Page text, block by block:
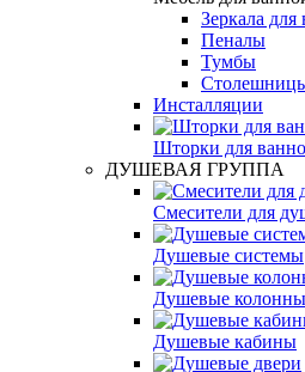
Зеркала для
Пеналы
Тумбы
Инсталляции
Шторки для
ДУШЕВАЯ ГРУППА
Смесители для
Душевые системы
Душевые колонны
Душевые кабины